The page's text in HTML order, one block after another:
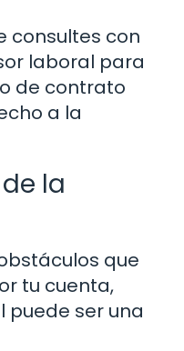
consultes con
laboral para
de contrato
a la
la
que
tu cuenta,
puede ser una